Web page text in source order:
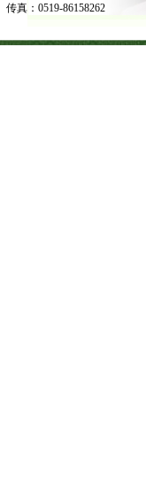
传真：0519-86158262